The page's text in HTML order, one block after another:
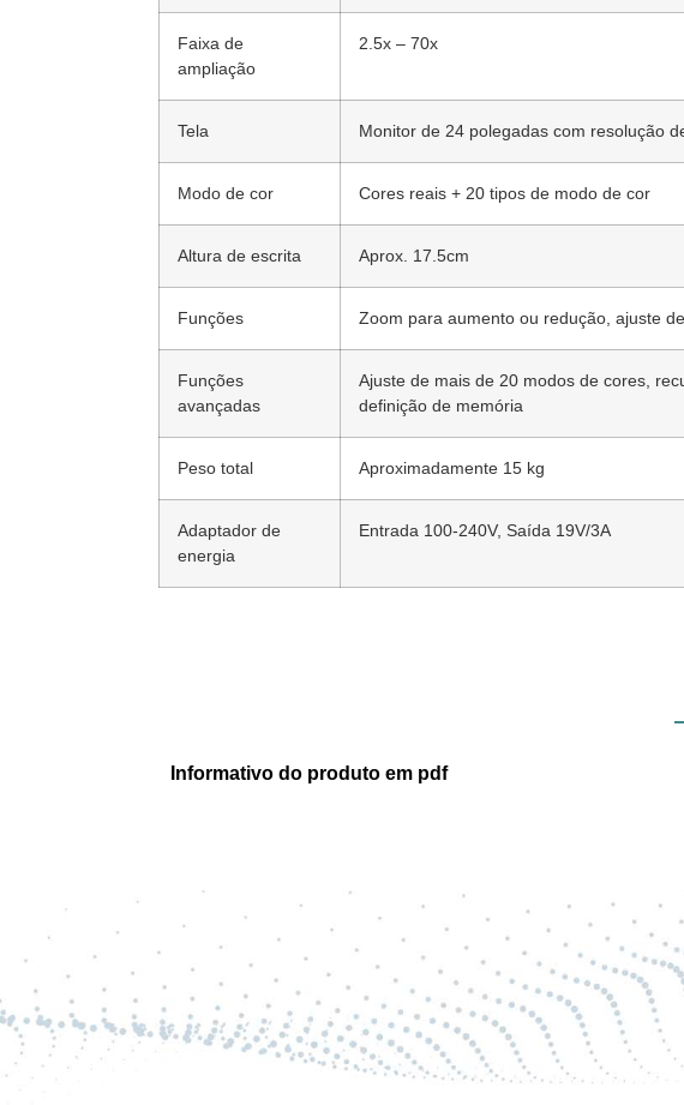
Faixa de
ampliação
2.5x – 70x
Tela Monitor de 24 polegadas com resolução
Modo de cor Cores reais + 20 tipos de modo de cor
Altura de escrita Aprox. 17.5cm
Funções Zoom para aumento ou redução, ajuste
Funções
avançadas
Ajuste de mais de 20 modos de cores,
definição de memória
Peso total Aproximadamente 15 kg
Adaptador de
energia
Entrada 100-240V, Saída 19V/3A
Informativo do produto em pdf